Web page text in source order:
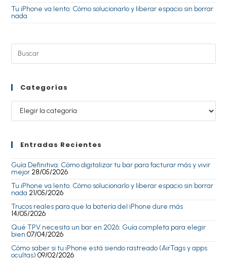
Tu iPhone va lento: Cómo solucionarlo y liberar espacio sin borrar
nada
Categorías
Entradas Recientes
Guía Definitiva: Cómo digitalizar tu bar para facturar más y vivir
mejor 28/05/2026
Tu iPhone va lento: Cómo solucionarlo y liberar espacio sin borrar
nada 21/05/2026
Trucos reales para que la batería del iPhone dure más
14/05/2026
Qué TPV necesita un bar en 2026: Guía completa para elegir
bien 07/04/2026
Cómo saber si tu iPhone está siendo rastreado (AirTags y apps
ocultas) 09/02/2026